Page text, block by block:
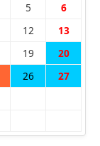
5 6
12 13
19 20
26 27